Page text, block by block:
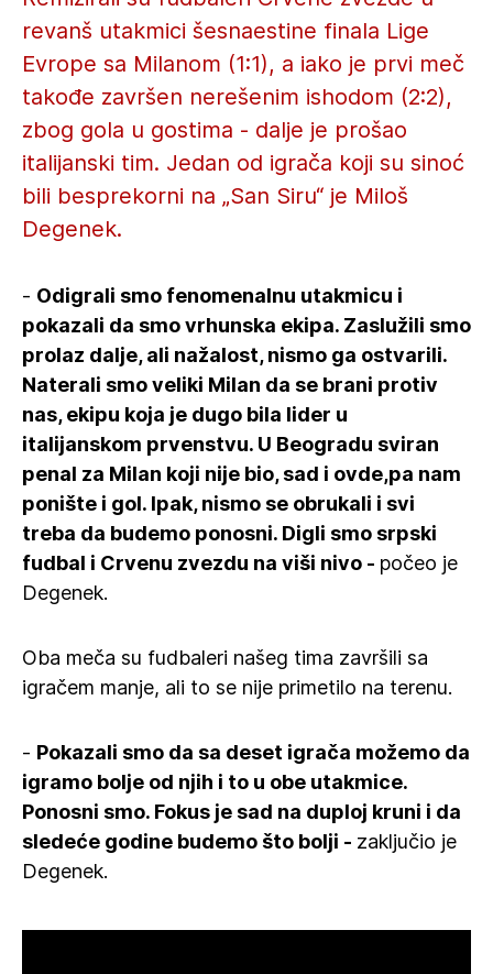
revanš utakmici šesnaestine finala Lige
Evrope sa Milanom (1:1), a iako je prvi meč
takođe završen nerešenim ishodom (2:2),
zbog gola u gostima - dalje je prošao
italijanski tim. Jedan od igrača koji su sinoć
bili besprekorni na „San Siru“ je Miloš
Degenek.
- Odigrali smo fenomenalnu utakmicu i
pokazali da smo vrhunska ekipa. Zaslužili smo
prolaz dalje, ali nažalost, nismo ga ostvarili.
Naterali smo veliki Milan da se brani protiv
nas, ekipu koja je dugo bila lider u
italijanskom prvenstvu. U Beogradu sviran
penal za Milan koji nije bio, sad i ovde,pa nam
ponište i gol. Ipak, nismo se obrukali i svi
treba da budemo ponosni. Digli smo srpski
fudbal i Crvenu zvezdu na viši nivo - počeo je
Degenek.
Oba meča su fudbaleri našeg tima završili sa
igračem manje, ali to se nije primetilo na terenu.
- Pokazali smo da sa deset igrača možemo da
igramo bolje od njih i to u obe utakmice.
Ponosni smo. Fokus je sad na duploj kruni i da
sledeće godine budemo što bolji - zaključio je
Degenek.